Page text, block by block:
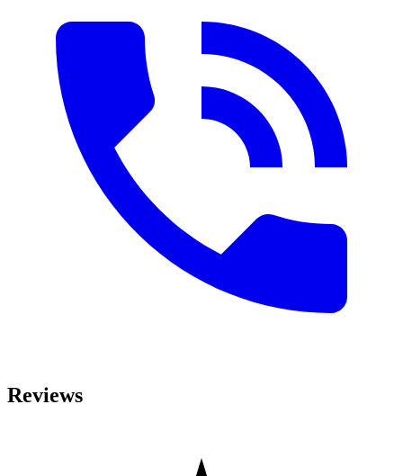
Reviews